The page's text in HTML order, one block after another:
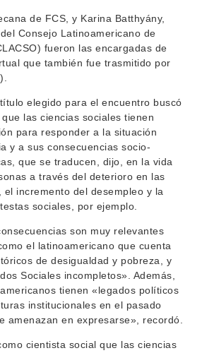
de FCS, y Karina Batthyány,
Consejo Latinoamericano de
fueron las encargadas de
que también fue trasmitido por
elegido para el encuentro buscó
las ciencias sociales tienen
para responder a la situación
y a sus consecuencias socio-
que se traducen, dijo, en la vida
a través del deterioro en las
el incremento del desempleo y la
sociales, por ejemplo.
son muy relevantes
el latinoamericano que cuenta
de desigualdad y pobreza, y
Sociales incompletos». Además,
tienen «legados políticos
institucionales en el pasado
amenazan en expresarse», recordó.
cientista social que las ciencias